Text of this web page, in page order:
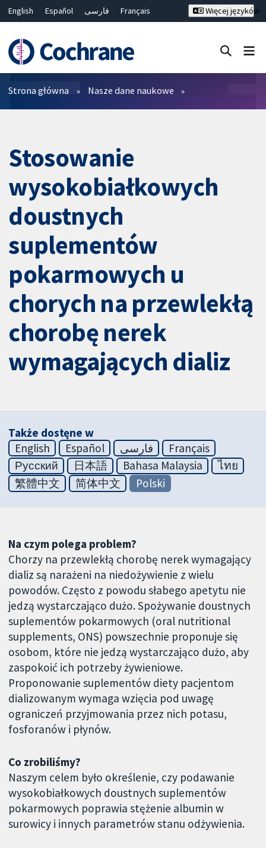
English Español فارسی
Français
Bahasa Malaysia
ไทย
繁體中文
简体中文
Więcej języków
Filtry
Strona główna Nasze dane naukowe
Stosowanie
wysokobiałkowych
doustnych
suplementów
pokarmowych u
chorych na przewlekłą
chorobę nerek
wymagających dializ
Także dostęne w
English
Español فارسی
Français
Русский
日本語 Bahasa Malaysia
ไทย
繁體中文
简体中文 Polski
Na czym polega problem?
Chorzy na przewlekłą chorobę nerek wymagający
dializ są narażeni na niedożywienie z wielu
powodów. Często z powodu słabego apetytu nie
jedzą wystarczająco dużo. Spożywanie doustnych
suplementów pokarmowych (oral nutritional
supplements, ONS) powszechnie proponuje się
osobom, które nie jedzą wystarczająco dużo, aby
zaspokoić ich potrzeby żywieniowe.
Proponowanie suplementów diety pacjentom
dializowanym wymaga wzięcia pod uwagę
ograniczeń przyjmowania przez nich potasu,
fosforanów i płynów.
Co zrobiliśmy?
Naszym celem było określenie, czy podawanie
wysokobiałkowych doustnych suplementów
pokarmowych poprawia stężenie albumin w
surowicy i innych parametrów stanu odżywienia.